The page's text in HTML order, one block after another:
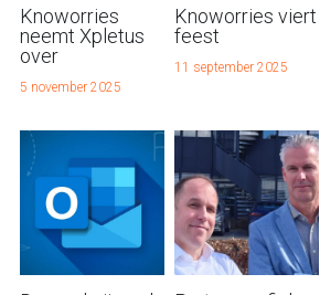
Zoeken
Knoworries
neemt Xpletus
over
5 november 2025
Knoworries viert
feest
11 september 2025